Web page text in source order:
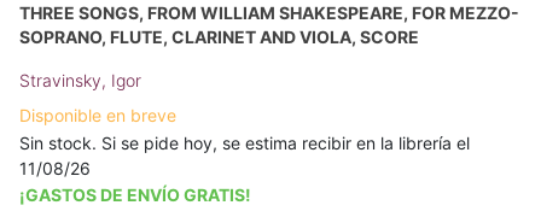
THREE SONGS, FROM WILLIAM SHAKESPEARE, FOR MEZZO-
SOPRANO, FLUTE, CLARINET AND VIOLA, SCORE
Stravinsky, Igor
Disponible en breve
Sin stock. Si se pide hoy, se estima recibir en la librería el
11/08/26
¡GASTOS DE ENVÍO GRATIS!